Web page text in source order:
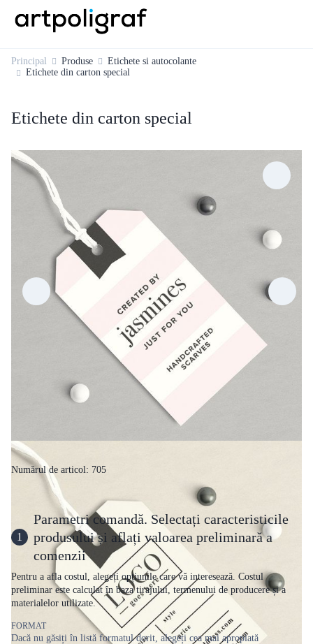
Principal Produse
Etichete si autocolante
Etichete din carton special
Etichete din carton special
Numărul de articol: 705
1
Parametri comandă. Selectați caracteristicile
produsului și aflați valoarea preliminară a
comenzii
Pentru a afla costul, alegeți opțiunile care vă interesează. Costul
preliminar este calculat în baza tirajului, termenului de producere și a
materialelor utilizate.
FORMAT
Dacă nu găsiți în listă formatul dorit, alegeți cea mai apropiată